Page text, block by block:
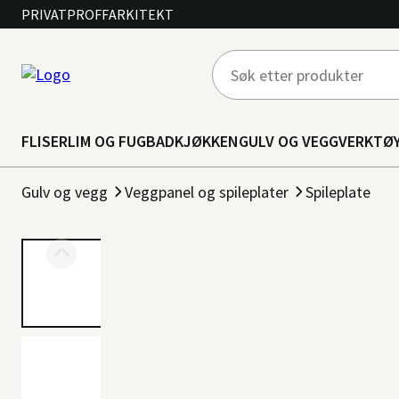
PRIVATPROFFARKITEKT
FLISERLIM OG FUGBADKJØKKENGULV OG VEGG
Gulv og vegg Veggpanel og spileplater Spileplate